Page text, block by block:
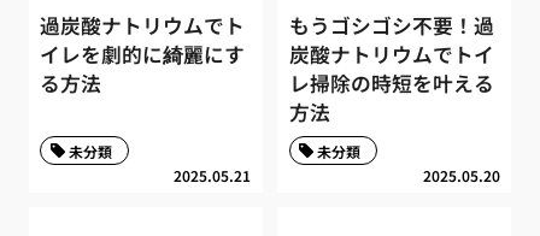
過炭酸ナトリウムでト
イレを劇的に綺麗にす
る方法
2025.05.21
未分類
もうゴシゴシ不要！過
炭酸ナトリウムでトイ
レ掃除の時短を叶える
方法
2025.05.20
未分類